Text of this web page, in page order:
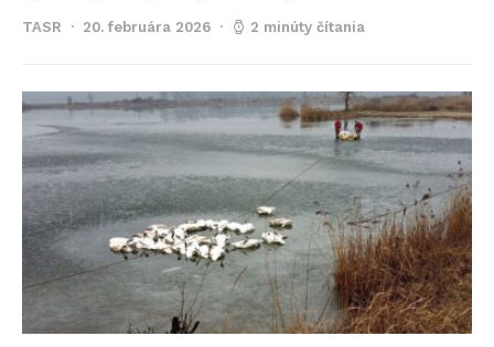
TASR 20. februára 2026 2 minúty čítania